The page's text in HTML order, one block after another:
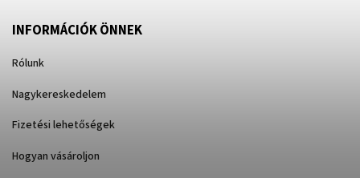
INFORMÁCIÓK ÖNNEK
Rólunk
Nagykereskedelem
Fizetési lehetőségek
Hogyan vásároljon